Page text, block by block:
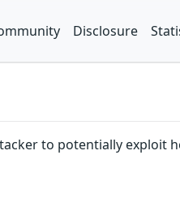
Disclosure
to potentially exploit